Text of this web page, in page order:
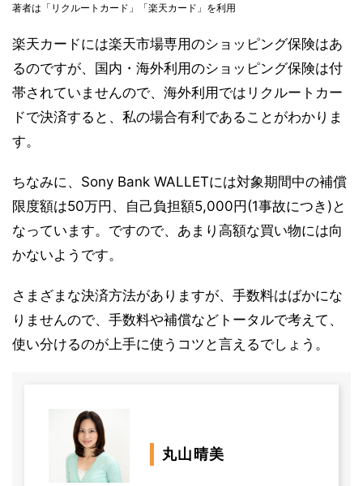
著者は「リクルートカード」「楽天カード」を利用
楽天カードには楽天市場専用のショッピング保険はあ
るのですが、国内・海外利用のショッピング保険は付
帯されていませんので、海外利用ではリクルートカー
ドで決済すると、私の場合有利であることがわかりま
す。
ちなみに、Sony Bank WALLETには対象期間中の補償
限度額は50万円、自己負担額5,000円(1事故につき)と
なっています。ですので、あまり高額な買い物には向
かないようです。
さまざまな決済方法がありますが、手数料はばかにな
りませんので、手数料や補償などトータルで考えて、
使い分けるのが上手に使うコツと言えるでしょう。
丸山晴美